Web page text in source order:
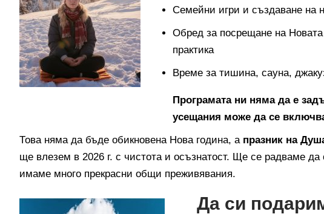
Семейни игри и създаване на
Обред за посрещане на
практика
Време за тишина, сауна,
Програмата ни няма да е
усещания може да се
Това няма да бъде обикновена Нова година, а празник на
ще влезем в 2026 г. с чистота и осъзнатост. Ще се радваме
имаме много прекрасни общи преживявания.
Да си